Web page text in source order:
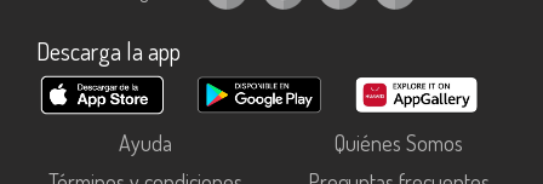
Descarga la app
Ayuda
Quiénes Somos